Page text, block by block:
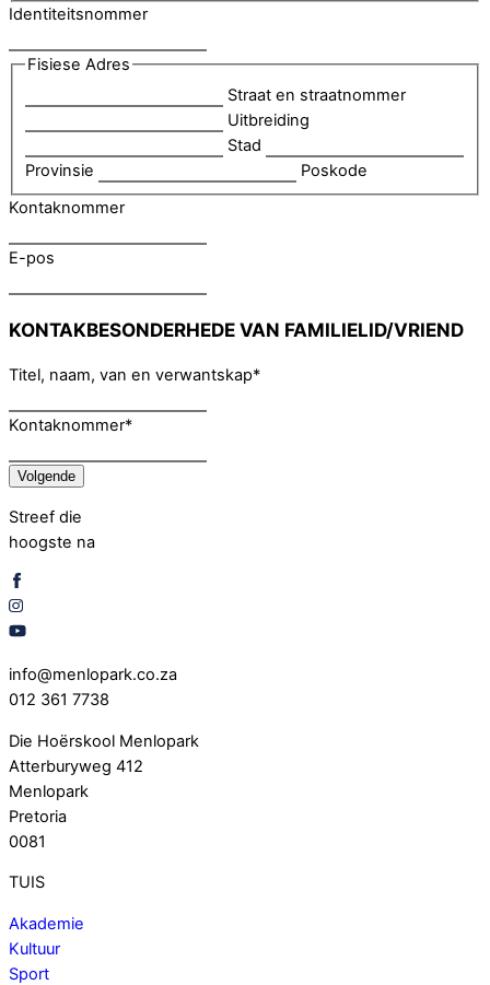
Identiteitsnommer
Fisiese Adres
Straat en straatnommer
Uitbreiding
Stad
Provinsie
Poskode
Kontaknommer
E-pos
KONTAKBESONDERHEDE VAN FAMILIELID/VRIEND
Titel, naam, van en verwantskap*
Kontaknommer*
Volgende
Streef die
hoogste na
info@menlopark.co.za
012 361 7738
Die Hoërskool Menlopark
Atterburyweg 412
Menlopark
Pretoria
0081
TUIS
Akademie
Kultuur
Sport